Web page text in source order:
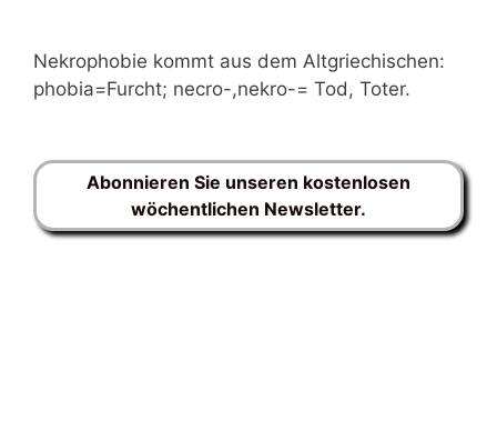
Nekrophobie kommt aus dem Altgriechischen:
phobia=Furcht; necro-,nekro-= Tod, Toter.
Abonnieren Sie unseren kostenlosen
wöchentlichen Newsletter.